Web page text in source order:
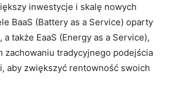
inwestycje i skalę nowych
BaaS (Battery as a Service) oparty
także EaaS (Energy as a Service),
zachowaniu tradycyjnego podejścia
aby zwiększyć rentowność swoich